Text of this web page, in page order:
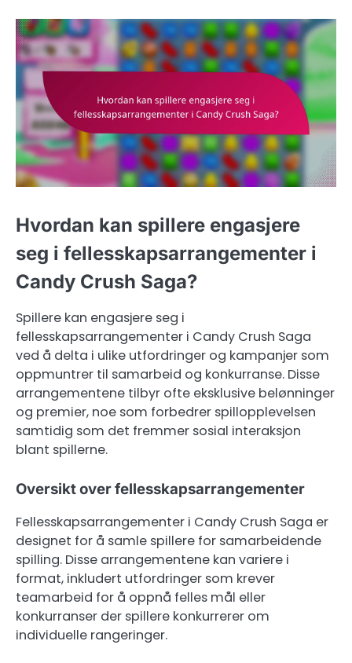
Hvordan kan spillere engasjere
seg i fellesskapsarrangementer i
Candy Crush Saga?
Spillere kan engasjere seg i
fellesskapsarrangementer i Candy Crush Saga
ved å delta i ulike utfordringer og kampanjer som
oppmuntrer til samarbeid og konkurranse. Disse
arrangementene tilbyr ofte eksklusive belønninger
og premier, noe som forbedrer spillopplevelsen
samtidig som det fremmer sosial interaksjon
blant spillerne.
Oversikt over fellesskapsarrangementer
Fellesskapsarrangementer i Candy Crush Saga er
designet for å samle spillere for samarbeidende
spilling. Disse arrangementene kan variere i
format, inkludert utfordringer som krever
teamarbeid for å oppnå felles mål eller
konkurranser der spillere konkurrerer om
individuelle rangeringer.